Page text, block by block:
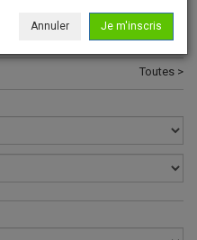
Tous >
Toutes >
Annuler Je m'inscris